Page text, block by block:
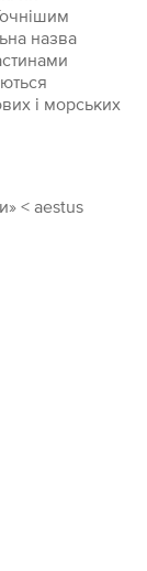
назва
і морських
< aestus